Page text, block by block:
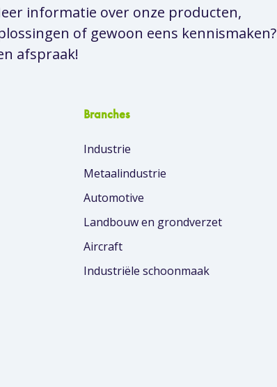
informatie over onze producten,
of gewoon eens
afspraak!
Branches
Industrie
Metaalindustrie
Automotive
Landbouw en grondverzet
Aircraft
Industriële schoonmaak